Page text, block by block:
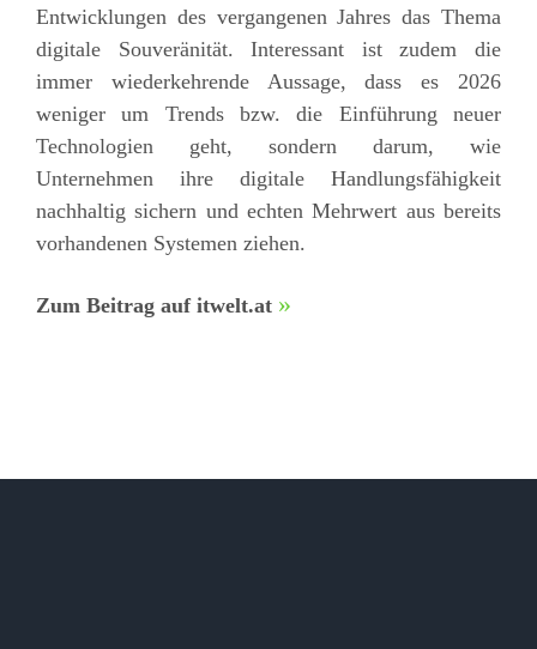
Entwicklungen des vergangenen Jahres das Thema
digitale Souveränität. Interessant ist zudem die
immer wiederkehrende Aussage, dass es 2026
weniger um Trends bzw. die Einführung neuer
Technologien geht, sondern darum, wie
Unternehmen ihre digitale Handlungsfähigkeit
nachhaltig sichern und echten Mehrwert aus bereits
vorhandenen Systemen ziehen.
Zum Beitrag auf itwelt.at